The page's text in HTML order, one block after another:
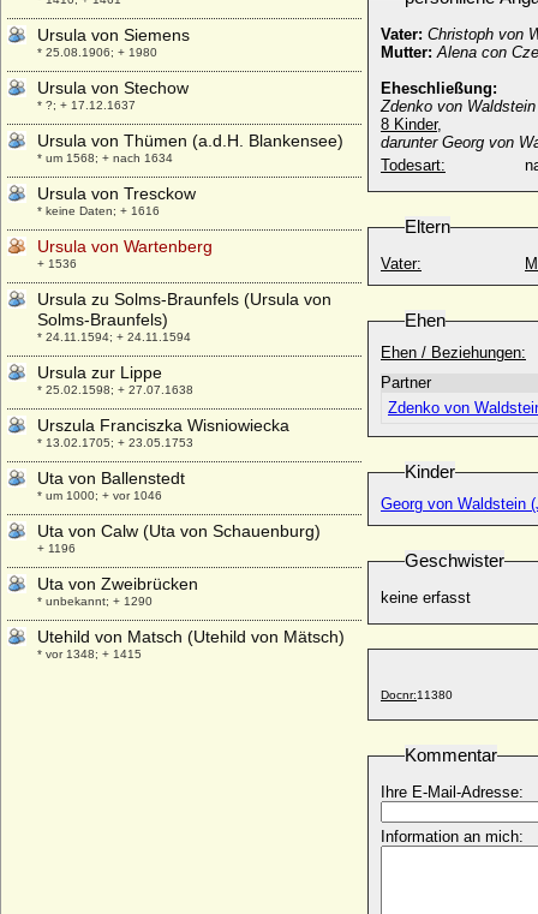
Vater: Christoph von
Mutter:Alena con
Eheschließung:
Zdenko von
8 Kinder,
darunter Georg von
Todesart:
Eltern
Vater:
Ehen
Ehen / Beziehungen:
Partner
Zdenko von
Kinder
Georg von Waldstein
Geschwister
keine erfasst
Docnr:11380
Kommentar
Ihre E-Mail-Adresse:
Information an mich:
Ursula von Siemens
* 25.08.1906; + 1980
Ursula von Stechow
* ?; + 17.12.1637
Ursula von Thümen (a.d.H. Blankensee)
* um 1568; + nach 1634
Ursula von Tresckow
* keine Daten; + 1616
Ursula von Wartenberg
+ 1536
Ursula zu Solms-Braunfels (Ursula von
Solms-Braunfels)
* 24.11.1594; + 24.11.1594
Ursula zur Lippe
* 25.02.1598; + 27.07.1638
Urszula Franciszka Wisniowiecka
* 13.02.1705; + 23.05.1753
Uta von Ballenstedt
* um 1000; + vor 1046
Uta von Calw (Uta von Schauenburg)
+ 1196
Uta von Zweibrücken
* unbekannt; + 1290
Utehild von Matsch (Utehild von Mätsch)
* vor 1348; + 1415